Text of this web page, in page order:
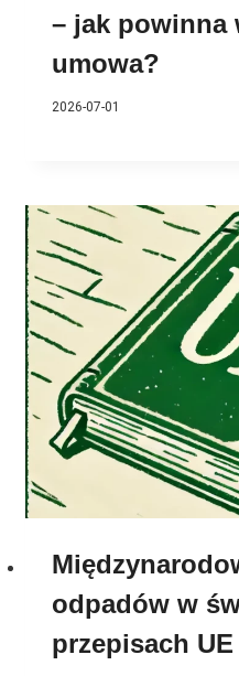
– jak powinna
umowa?
2026-07-01
odpadów w
przepisach UE